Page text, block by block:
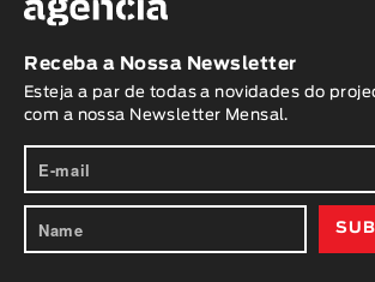
Receba a Nossa Newsletter
Esteja a par de todas a novidades do
com a nossa Newsletter Mensal.